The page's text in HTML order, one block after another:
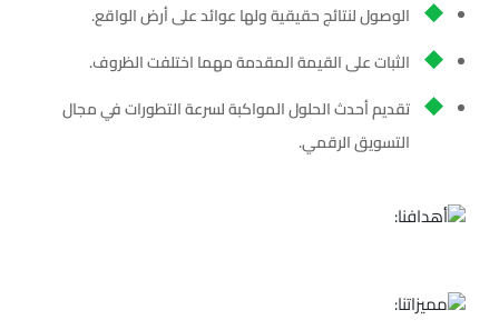
الوصول لنتائج حقيقية ولها عوائد على أرض الواقع.
الثبات على القيمة المقدمة مهما اختلفت الظروف.
تقديم أحدث الحلول المواكبة لسرعة التطورات في مجال
التسويق الرقمي.